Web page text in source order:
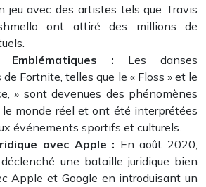
jeu avec des artistes tels que Travis
ont attiré des millions de
: Les danses
Fortnite, telles que le « Floss » et le
» sont devenues des phénomènes
monde réel et ont été interprétées
événements sportifs et culturels.
avec Apple : En août 2020,
une bataille juridique bien
Apple et Google en introduisant un